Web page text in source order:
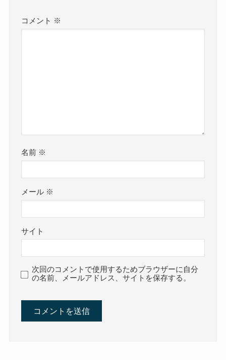
コメント ※
名前 ※
メール ※
サイト
次回のコメントで使用するためブラウザーに自分
の名前、メールアドレス、サイトを保存する。